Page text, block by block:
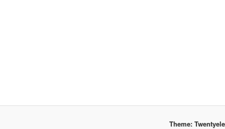
Theme: